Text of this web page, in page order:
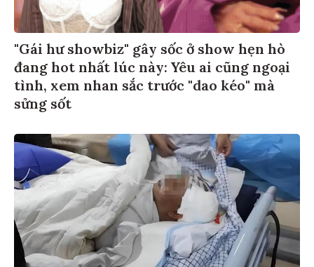
"Gái hư showbiz" gây sốc ở show hẹn hò
đang hot nhất lúc này: Yêu ai cũng ngoại
tình, xem nhan sắc trước "dao kéo" mà
sửng sốt